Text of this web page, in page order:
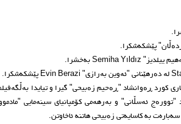
کورد ڕەوانشاد "ڕەحیم زەبیحی" گیرا و تیایدا
به کاسایه‌تی زەبیحی هاتنه ئاخاوتن.